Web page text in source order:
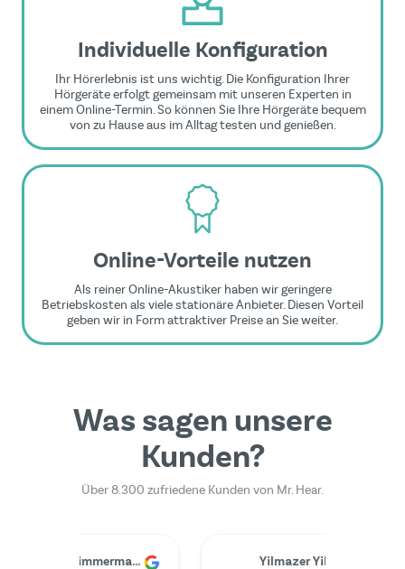
Individuelle Konfiguration
Ihr Hörerlebnis ist uns wichtig. Die Konfiguration Ihrer
Hörgeräte erfolgt gemeinsam mit unseren Experten in
einem Online-Termin. So können Sie Ihre Hörgeräte bequem
von zu Hause aus im Alltag testen und genießen.
Online-Vorteile nutzen
Als reiner Online-Akustiker haben wir geringere
Betriebskosten als viele stationäre Anbieter. Diesen Vorteil
geben wir in Form attraktiver Preise an Sie weiter.
Was sagen unsere
Kunden?
Über 8.300 zufriedene Kunden von Mr. Hear.
Yilmazer Yilmazer